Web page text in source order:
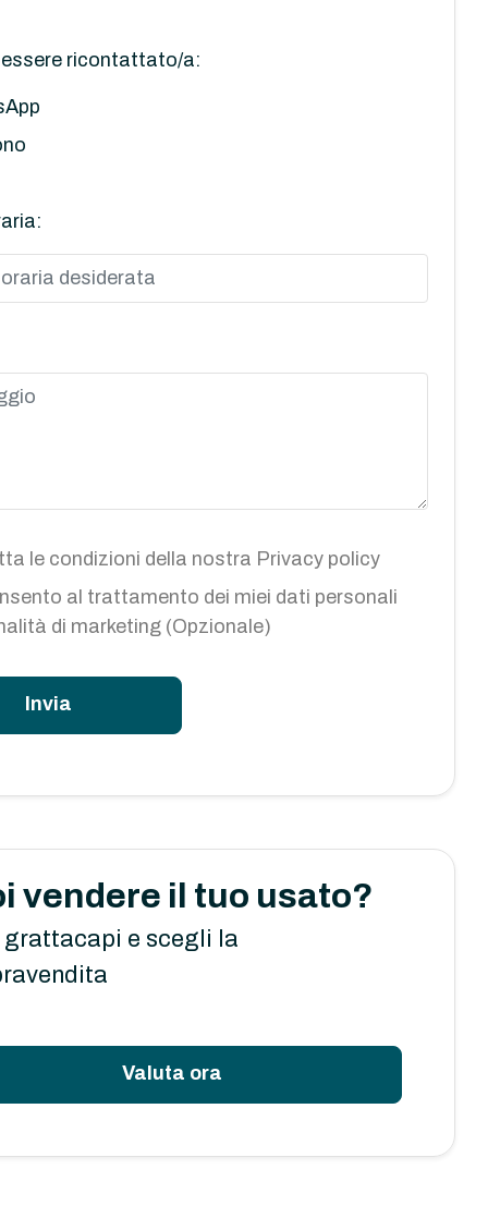
ricontattato/a:
le condizioni della nostra Privacy policy
al trattamento dei miei dati personali
di marketing (Opzionale)
Invia
vendere il tuo usato?
e scegli la
Valuta ora